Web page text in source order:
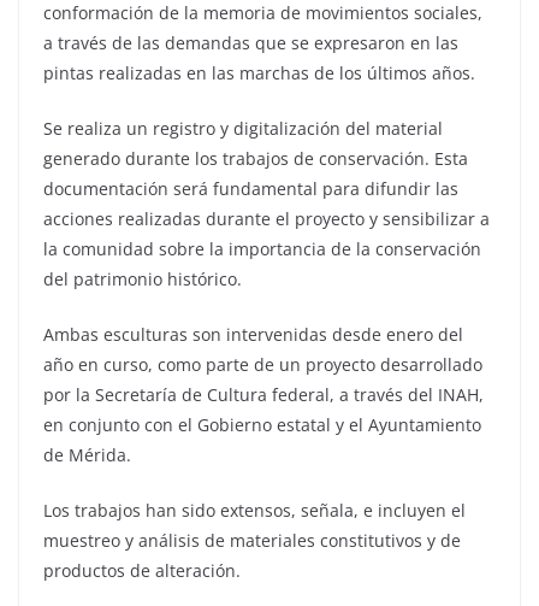
conformación de la memoria de movimientos sociales,
a través de las demandas que se expresaron en las
pintas realizadas en las marchas de los últimos años.
Se realiza un registro y digitalización del material
generado durante los trabajos de conservación. Esta
documentación será fundamental para difundir las
acciones realizadas durante el proyecto y sensibilizar a
la comunidad sobre la importancia de la conservación
del patrimonio histórico.
Ambas esculturas son intervenidas desde enero del
año en curso, como parte de un proyecto desarrollado
por la Secretaría de Cultura federal, a través del INAH,
en conjunto con el Gobierno estatal y el Ayuntamiento
de Mérida.
Los trabajos han sido extensos, señala, e incluyen el
muestreo y análisis de materiales constitutivos y de
productos de alteración.